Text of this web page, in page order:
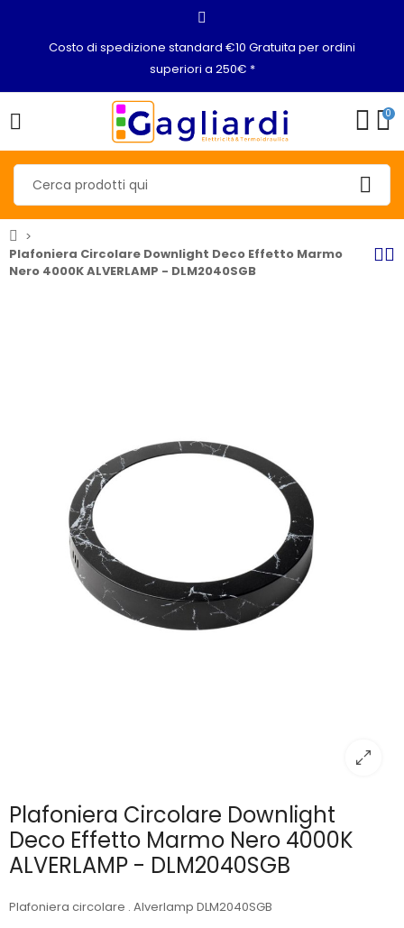
Costo di spedizione standard €10 Gratuita per ordini
superiori a 250€ *
0
Plafoniera Circolare Downlight Deco Effetto Marmo
Nero 4000K ALVERLAMP - DLM2040SGB
Plafoniera Circolare Downlight
Deco Effetto Marmo Nero 4000K
ALVERLAMP - DLM2040SGB
Plafoniera circolare . Alverlamp DLM2040SGB